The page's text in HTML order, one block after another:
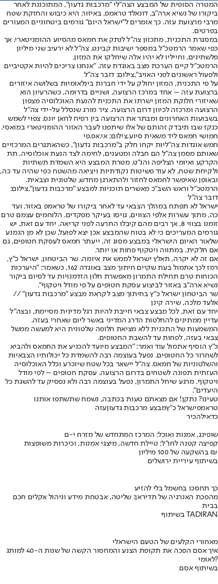
המטרה הסופית של המבצע הצה"לי "מרכבות גדעון", המתוכננת לאחר
ביקורו של נשיא ארה"ב, דונאלד טראמפ, באיזור, היא כיבוש והחזקת שטח
מרבי מרצועת עזה. כך אומרים ל"ישראל היום" גורמים ביטחוניים המעורים
בפרטים.
במסגרת התכנית, מתכוון צה"ל לנתק את חמאס מהסיוע ההומניטארי, אך
כפי שאמר הרמטכ"ל במספר ישיבות קבינט, צה"ל לא ירעיב שני מיליון
פלשתינים, וחייליו לא יהיו אלה שיחלקו את המזון.
הרמטכ"ל קיים הערכת מצב באוגדת עזה. "אנחנו צריכים להיות אקטיביים
ולפעול ראשונים לפני האויב",צילום: דובר צה"ל
על פי התכנית, המזון יחולק על ידי חברות בינלאומיות בשלושה איזורים
ברצועת עזה – אחד במרכז הרצועה, ושניים בדרומה, כשהרעיון הוא
שאיזורי חלוקת המזון ישרתו את התכנית להנעת האוכלוסיה מצפון
הרצועה ומרכזה לכיוון דרום הרצועה. ציר מורג שנסלל על-ידי צה"ל
בשבועות האחרונים ומבתר את הרצועה בין רפיח לחאן יונס, צפוי לשמש
כנקז שבו תיבדק זהותם של אלו שיתפנו לעבר האזור ההומניטארי במואסי.
חמושי חמאס ליד משאית סיוע,צילום: אי.אפ.פי
חמש אוגדות צה"ליות יקחו חלק ב"מרכבות גדעון", כשהאתגרים המרכזיים
שאותם מסמן צה"ל הם חבלה ומטענים, לחימה לצד הנעת אוכלוסיה, תת
הקרקע ואיומי הצליפה והנ"ט. מטרת המבצע היא השמדת תשתיות
ולקיחת שטח, לא עוד פשיטות נקודתיות ויציאה מהשטח כפי שהיה עד כה,
ובאופן שאיפשר לחמאס לחזור ולהתארגן מחדש, שלטונית וצבאית.
הרמטכ״ל וראש השב״כ מאשרים תוכניות למבצע ״מרכבות גדעון״,צילום:
דובר צה"ל
ישראל לא תפתח במהלך הצבאי עד לאחר ביקורו של טראמפ באזור, ועד
כה, מתוך עשרות אלפי הצווים, גויסו בעיקר מפקדים. הלוחמים עצמם טרם
זומנו בצווי 8, אך רבים מהם קיבלו התרעה לפני קריאה. יחד עם זאת, יש
גורמים המעריכים כי לא בטוח שהמבצע אכן יצא לפועל, שכן לא מן הנמנע
שלאור האיום הישראלי במבצע מסוג זה, ייעתר חמאס לעסקת חטופים, גם
אם חלקית, במתווה ויטקוף פחות או יותר.
אם זה לא יקרה, תאלץ ישראל לממש את איומה. שר הביטחון, ישראל כ"ץ,
רמז לכך אתמול בעת שקיים חיתוך מצב באוגדה 162, כשאמר: "היערכות
הכוחות טרם תחילת התמרון מאפשרת חלון הזדמנויות עד לסיום ביקור
נשיא ארה"ב באזור לביצוע עסקת חטופים על פי מודל ויטקוף".
שר הביטחון ישראל כ"ץ בחיתוך מצב לקראת מבצע "מרכבות גדעון" //
אלעד מלכה, שירה קינן
יחד עם זאת, לכל מבצע צבאי חייבת להיות רגל מדינית מסיימת, ובצה"ל
עדיין ממתינים להחלטות הדרג המדיני באשר ליום שאחרי בעזה.
המשמעות של התכנית ללא מציאת חלופה שלטונית היא למעשה ממשל
צבאי בעזה, לפחות עד להשבת החטופים.
כ"ץ הוסיף אתמול עוד ואמר: "המבצע מיועד להכניע את החמאס ולהביא
לשחרור כל החטופים. נפעל בעוצמה רבה להשמדת כל יכולותיו הצבאיות
והשלטוניות של חמאס. צה"ל יישאר בכל שטח שיוכרע וכלל האוכלוסיה
העזתית תפונה לשטחים בדרום הרצועה. עסקת חטופים – לפי מודל
ויטקוף. מרגע שיחל התמרון, נפעל בעוצמה רבה ולא נפסיק עד להשגת כל
היעדים".
טעינו? נתקן! אם מצאתם טעות בכתבה, נשמח שתשתפו אותנו
טראמפישראל כ"ץמבצע מרכבות גדעוןעזה
כדאילהכיר
שופינג, אמנות ואוכל: המרכז המתחדש של מזרח י-ם
קפיצה קטנה לחו"ל: טיילת חדשה, מיצגי אמנות, וכיכרות משופצות
בהשקעה של 100 מיליון ₪
בשיתוף עיריית ירושלים
כך תחסכו בחשמל בלי להזיע
מהפכת האנרגיה של תדיראן: שליטה, אבטחת מידע וניהול אקלים חכם
בבית
בשיתוף TADIRAN
מאחורי הקלעים של הטעם הישראלי
איך אסם הפכה את תקופת הצנע והמחסור הקשה של שנות ה-40 למותג
לאומי?
בשיתוף אסם